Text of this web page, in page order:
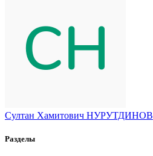
Султан Хамитович НУРУТДИНОВ
Разделы